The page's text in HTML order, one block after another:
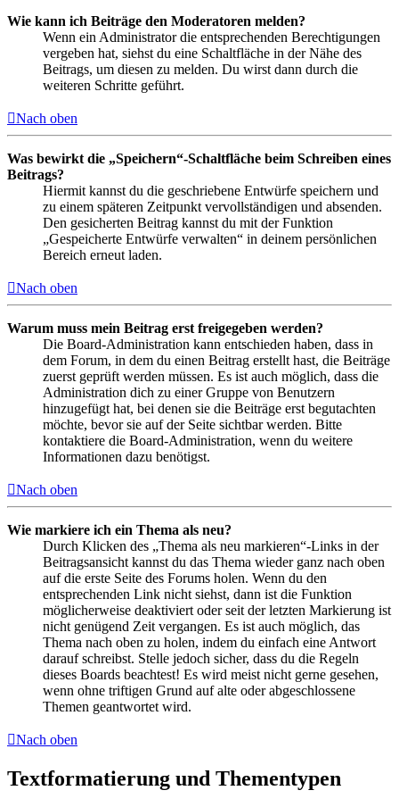
Wie kann ich Beiträge den Moderatoren melden?
Wenn ein Administrator die entsprechenden Berechtigungen
vergeben hat, siehst du eine Schaltfläche in der Nähe des
Beitrags, um diesen zu melden. Du wirst dann durch die
weiteren Schritte geführt.
Nach oben
Was bewirkt die „Speichern“-Schaltfläche beim Schreiben eines
Beitrags?
Hiermit kannst du die geschriebene Entwürfe speichern und
zu einem späteren Zeitpunkt vervollständigen und absenden.
Den gesicherten Beitrag kannst du mit der Funktion
„Gespeicherte Entwürfe verwalten“ in deinem persönlichen
Bereich erneut laden.
Nach oben
Warum muss mein Beitrag erst freigegeben werden?
Die Board-Administration kann entschieden haben, dass in
dem Forum, in dem du einen Beitrag erstellt hast, die Beiträge
zuerst geprüft werden müssen. Es ist auch möglich, dass die
Administration dich zu einer Gruppe von Benutzern
hinzugefügt hat, bei denen sie die Beiträge erst begutachten
möchte, bevor sie auf der Seite sichtbar werden. Bitte
kontaktiere die Board-Administration, wenn du weitere
Informationen dazu benötigst.
Nach oben
Wie markiere ich ein Thema als neu?
Durch Klicken des „Thema als neu markieren“-Links in der
Beitragsansicht kannst du das Thema wieder ganz nach oben
auf die erste Seite des Forums holen. Wenn du den
entsprechenden Link nicht siehst, dann ist die Funktion
möglicherweise deaktiviert oder seit der letzten Markierung ist
nicht genügend Zeit vergangen. Es ist auch möglich, das
Thema nach oben zu holen, indem du einfach eine Antwort
darauf schreibst. Stelle jedoch sicher, dass du die Regeln
dieses Boards beachtest! Es wird meist nicht gerne gesehen,
wenn ohne triftigen Grund auf alte oder abgeschlossene
Themen geantwortet wird.
Nach oben
Textformatierung und Thementypen